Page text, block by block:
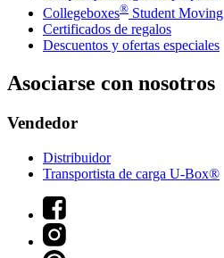
Collegeboxes® Student Moving
Certificados de regalos
Descuentos y ofertas especiales
Asociarse con nosotros
Vendedor
Distribuidor
Transportista de carga U-Box®